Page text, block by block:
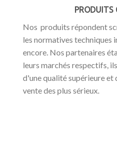
PRODUITS
Nos produits répondent
les normatives techniques
encore. Nos partenaires
leurs marchés respectifs,
d'une qualité supérieure et
vente des plus sérieux.